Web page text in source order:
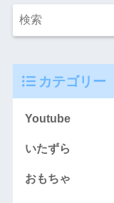
カテゴリー
Youtube
いたずら
おもちゃ